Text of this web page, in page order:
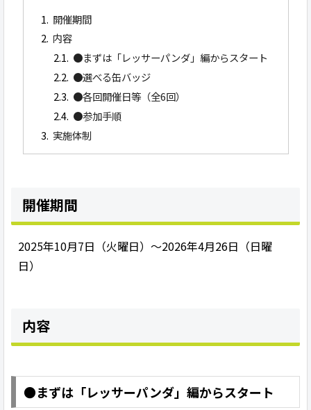
開催期間
内容
●まずは「レッサーパンダ」編からスタート
●選べる缶バッジ
●各回開催日等（全6回）
●参加手順
実施体制
開催期間
2025年10月7日（火曜日）～2026年4月26日（日曜
日）
内容
●まずは「レッサーパンダ」編からスタート